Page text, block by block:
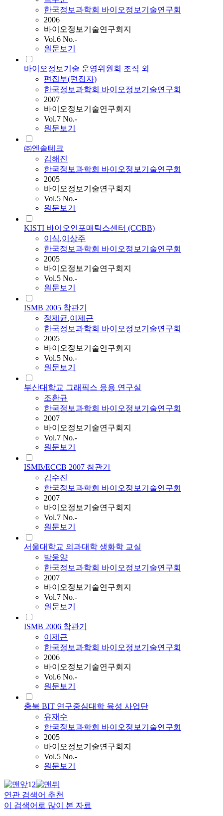
한국정보과학회 바이오정보기술연구회
2006
바이오정보기술연구회지
Vol.6 No.-
원문보기
바이오정보기술 운영위원회 조직 외
편집부(편집자)
한국정보과학회 바이오정보기술연구회
2007
바이오정보기술연구회지
Vol.7 No.-
원문보기
㈜엔솔테크
김해진
한국정보과학회 바이오정보기술연구회
2005
바이오정보기술연구회지
Vol.5 No.-
원문보기
KISTI 바이오인포매틱스센터 (CCBB)
이식,이상주
한국정보과학회 바이오정보기술연구회
2005
바이오정보기술연구회지
Vol.5 No.-
원문보기
ISMB 2005 참관기
정제균,이제근
한국정보과학회 바이오정보기술연구회
2005
바이오정보기술연구회지
Vol.5 No.-
원문보기
부산대학교 그래픽스 응용 연구실
조환규
한국정보과학회 바이오정보기술연구회
2007
바이오정보기술연구회지
Vol.7 No.-
원문보기
ISMB/ECCB 2007 참관기
김수진
한국정보과학회 바이오정보기술연구회
2007
바이오정보기술연구회지
Vol.7 No.-
원문보기
서울대학교 의과대학 생화학 교실
박웅양
한국정보과학회 바이오정보기술연구회
2007
바이오정보기술연구회지
Vol.7 No.-
원문보기
ISMB 2006 참관기
이제근
한국정보과학회 바이오정보기술연구회
2006
바이오정보기술연구회지
Vol.6 No.-
원문보기
충북 BIT 연구중심대학 육성 사업단
유재수
한국정보과학회 바이오정보기술연구회
2005
바이오정보기술연구회지
Vol.5 No.-
원문보기
12
연관 검색어 추천
이 검색어로 많이 본 자료